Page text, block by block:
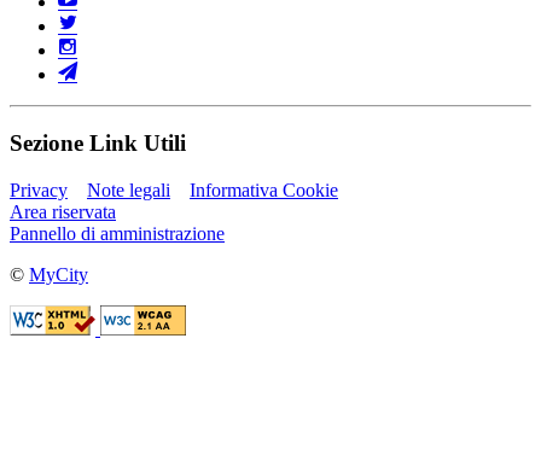
Sezione Link Utili
Privacy Note legali
Informativa Cookie
Area riservata
Pannello di amministrazione
© MyCity